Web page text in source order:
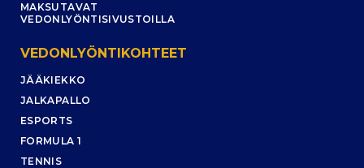
MAKSUTAVAT
VEDONLYÖNTISIVUSTOILLA
VEDONLYÖNTIKOHTEET
JÄÄKIEKKO
JALKAPALLO
ESPORTS
FORMULA 1
TENNIS